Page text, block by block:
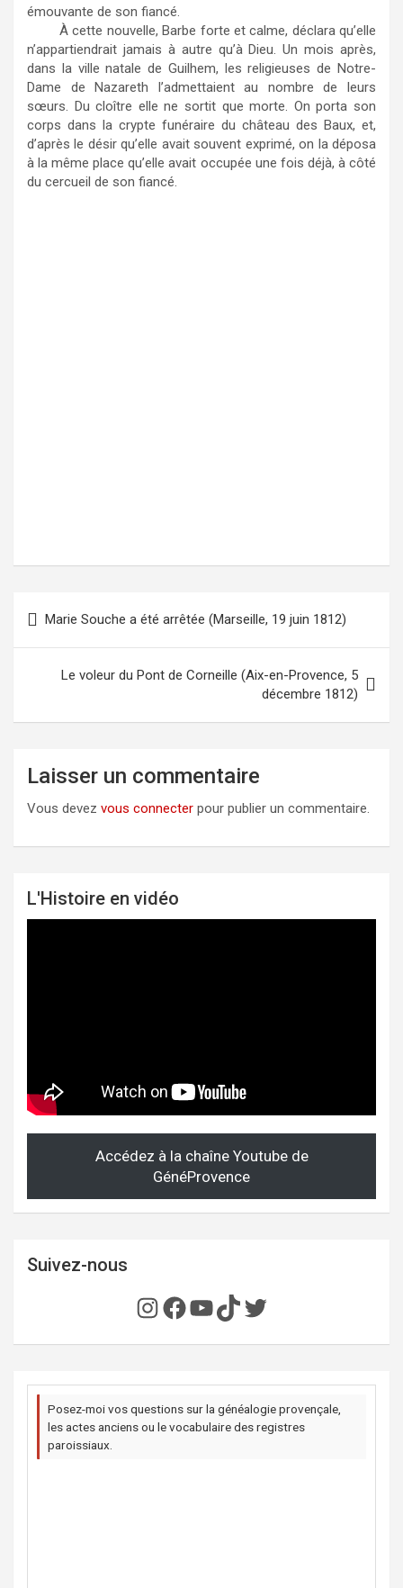
émouvante de son fiancé.
À cette nouvelle, Barbe forte et calme, déclara qu’elle
n’appartiendrait jamais à autre qu’à Dieu. Un mois après,
dans la ville natale de Guilhem, les religieuses de Notre-
Dame de Nazareth l’admettaient au nombre de leurs
sœurs. Du cloître elle ne sortit que morte. On porta son
corps dans la crypte funéraire du château des Baux, et,
d’après le désir qu’elle avait souvent exprimé, on la déposa
à la même place qu’elle avait occupée une fois déjà, à côté
du cercueil de son fiancé.
Navigation
de
l’article
Marie Souche a été arrêtée (Marseille, 19 juin 1812)
Le voleur du Pont de Corneille (Aix-en-Provence, 5
décembre 1812)
Laisser un commentaire
Vous devez vous connecter pour publier un commentaire.
L'Histoire en vidéo
Accédez à la chaîne Youtube de
GénéProvence
Suivez-nous
Instagram
Facebook
YouTube
TikTok
Twitter
Posez-moi vos questions sur la généalogie provençale,
les actes anciens ou le vocabulaire des registres
paroissiaux.